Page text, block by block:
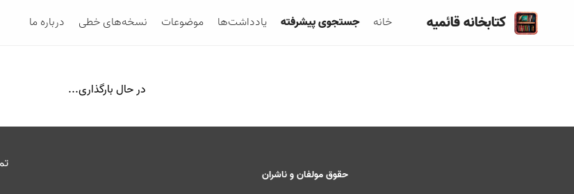
کتابخانه قائمیه خانه جستجوی پیشرفته یادداشت‌ها موضوعات نسخه‌های خطی درباره ما
در حال بارگذاری...
حقوق مولفان و ناشران